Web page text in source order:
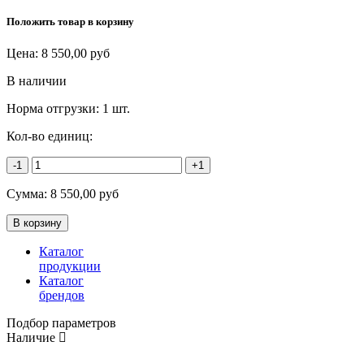
Положить товар в корзину
Цена: 8 550,00 руб
В наличии
Норма отгрузки: 1 шт.
Кол-во единиц:
-1 +1
Сумма: 8 550,00 руб
Каталог
продукции
Каталог
брендов
Подбор параметров
Наличие